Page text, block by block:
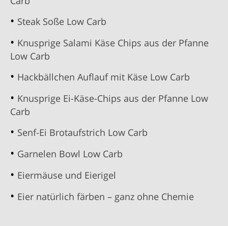
Steak Soße Low Carb
Knusprige Salami Käse Chips aus der Pfanne
Low Carb
Hackbällchen Auflauf mit Käse Low Carb
Knusprige Ei-Käse-Chips aus der Pfanne Low
Carb
Senf-Ei Brotaufstrich Low Carb
Garnelen Bowl Low Carb
Eiermäuse und Eierigel
Eier natürlich färben – ganz ohne Chemie